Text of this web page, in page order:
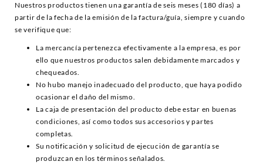
Nuestros productos tienen una garantía de seis meses (180 días) a
partir de la fecha de la emisión de la factura/guía, siempre y cuando
se verifique que:
La mercancía pertenezca efectivamente a la empresa, es por
ello que nuestros productos salen debidamente marcados y
chequeados.
No hubo manejo inadecuado del producto, que haya podido
ocasionar el daño del mismo.
La caja de presentación del producto debe estar en buenas
condiciones, así como todos sus accesorios y partes
completas.
Su notificación y solicitud de ejecución de garantía se
produzcan en los términos señalados.